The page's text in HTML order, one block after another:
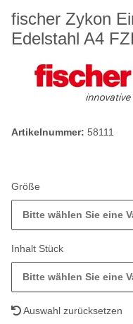
fischer Zykon
Edelstahl A4
Artikelnummer: 58111
Größe
Bitte wählen Sie eine
Inhalt Stück
Bitte wählen Sie eine
Auswahl zurücksetzen